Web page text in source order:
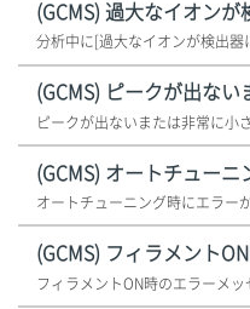
(GCMS) 過大なイオン
(GCMS) ピークが出な
(GCMS) オートチューニ
(GCMS) フィラメント